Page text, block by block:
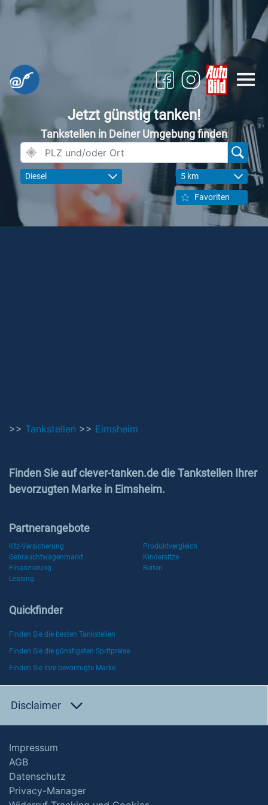
Jetzt günstig tanken!
Tankstellen in Deiner Umgebung finden
Diesel 5 km
Favoriten
>> Tankstellen >> Eimsheim
Finden Sie auf clever-tanken.de die Tankstellen Ihrer
bevorzugten Marke in Eimsheim.
Partnerangebote
Kfz-Versicherung
Produktvergleich
Gebrauchtwagenmarkt
Kindersitze
Finanzierung
Reifen
Leasing
Quickfinder
Finden Sie die besten Tankstellen
Finden Sie die günstigsten Spritpreise
Finden Sie Ihre bevorzugte Marke
Disclaimer
Impressum
AGB
Datenschutz
Privacy-Manager